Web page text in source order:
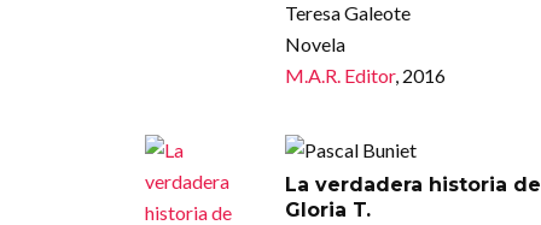
Teresa Galeote
Novela
M.A.R. Editor, 2016
La verdadera historia de
Gloria T.